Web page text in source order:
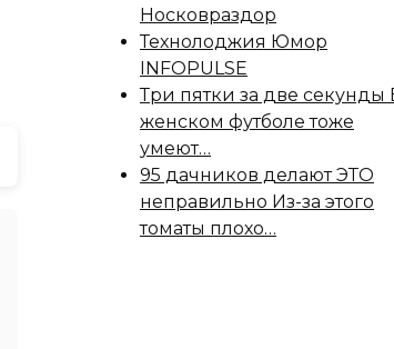
Носковраздор
Технолоджия Юмор
INFOPULSE
Три пятки за две секунды
женском футболе тоже
умеют…
95 дачников делают ЭТО
неправильно Из-за этого
томаты плохо…